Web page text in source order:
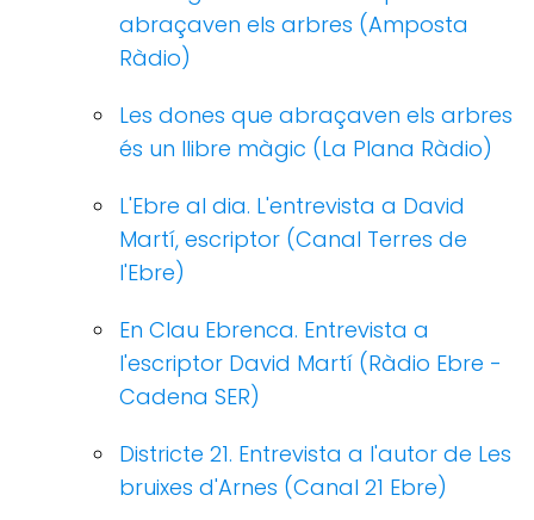
abraçaven els arbres (Amposta
Ràdio)
Les dones que abraçaven els arbres
és un llibre màgic (La Plana Ràdio)
L'Ebre al dia. L'entrevista a David
Martí, escriptor (Canal Terres de
l'Ebre)
En Clau Ebrenca. Entrevista a
l'escriptor David Martí (Ràdio Ebre -
Cadena SER)
Districte 21. Entrevista a l'autor de Les
bruixes d'Arnes (Canal 21 Ebre)